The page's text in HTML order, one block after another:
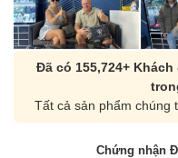
Đã có 155,724+
Tất cả sản phẩm chúng
Chứng nhận